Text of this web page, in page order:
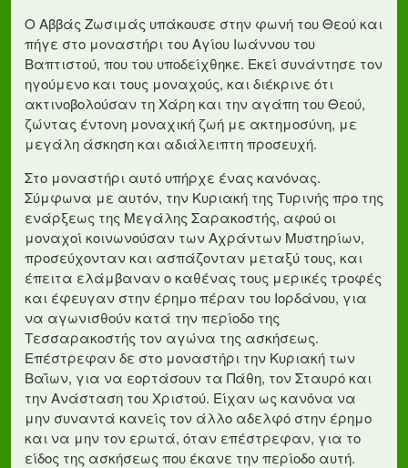
Ο Αββάς Ζωσιμάς υπάκουσε στην φωνή του Θεού και
πήγε στο μοναστήρι του Αγίου Ιωάννου του
Βαπτιστού, που του υποδείχθηκε. Εκεί συνάντησε τον
ηγούμενο και τους μοναχούς, και διέκρινε ότι
ακτινοβολούσαν τη Χάρη και την αγάπη του Θεού,
ζώντας έντονη μοναχική ζωή με ακτημοσύνη, με
μεγάλη άσκηση και αδιάλειπτη προσευχή.
Στο μοναστήρι αυτό υπήρχε ένας κανόνας.
Σύμφωνα με αυτόν, την Κυριακή της Τυρινής προ της
ενάρξεως της Μεγάλης Σαρακοστής, αφού οι
μοναχοί κοινωνούσαν των Αχράντων Μυστηρίων,
προσεύχονταν και ασπάζονταν μεταξύ τους, και
έπειτα ελάμβαναν ο καθένας τους μερικές τροφές
και έφευγαν στην έρημο πέραν του Ιορδάνου, για
να αγωνισθούν κατά την περίοδο της
Τεσσαρακοστής τον αγώνα της ασκήσεως.
Επέστρεφαν δε στο μοναστήρι την Κυριακή των
Βαΐων, για να εορτάσουν τα Πάθη, τον Σταυρό και
την Ανάσταση του Χριστού. Είχαν ως κανόνα να
μην συναντά κανείς τον άλλο αδελφό στην έρημο
και να μην τον ερωτά, όταν επέστρεφαν, για το
είδος της ασκήσεως που έκανε την περίοδο αυτή.